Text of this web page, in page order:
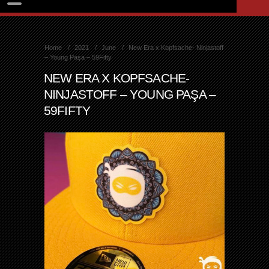
Home 2021 June
New Era x Kopfsache- Ninjastoff
– Young Paşa – 59Fifty
NEW ERA X KOPFSACHE-
NINJASTOFF – YOUNG PAŞA –
59FIFTY